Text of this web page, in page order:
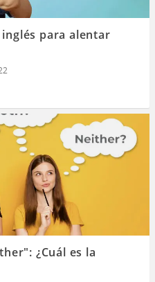
para alentar
¿Cuál es la